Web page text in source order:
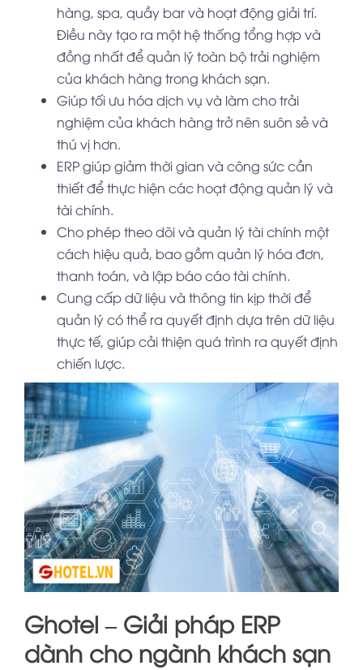
hàng, spa, quầy bar và hoạt động giải trí.
Điều này tạo ra một hệ thống tổng hợp và
đồng nhất để quản lý toàn bộ trải nghiệm
của khách hàng trong khách sạn.
Giúp tối ưu hóa dịch vụ và làm cho trải
nghiệm của khách hàng trở nên suôn sẻ và
thú vị hơn.
ERP giúp giảm thời gian và công sức cần
thiết để thực hiện các hoạt động quản lý và
tài chính.
Cho phép theo dõi và quản lý tài chính một
cách hiệu quả, bao gồm quản lý hóa đơn,
thanh toán, và lập báo cáo tài chính.
Cung cấp dữ liệu và thông tin kịp thời để
quản lý có thể ra quyết định dựa trên dữ liệu
thực tế, giúp cải thiện quá trình ra quyết định
chiến lược.
Ghotel – Giải pháp ERP
dành cho ngành khách sạn